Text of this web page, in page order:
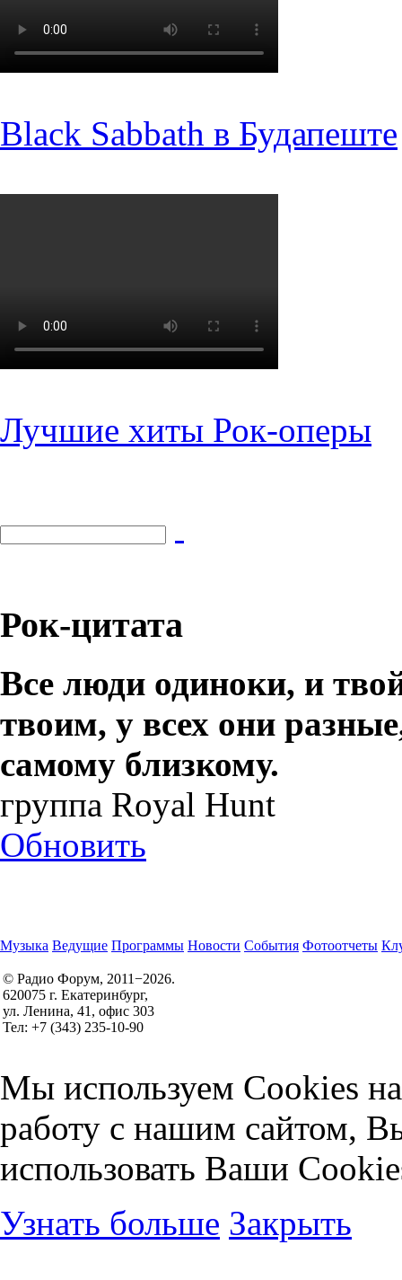
Black Sabbath в Будапеште
Лучшие хиты Рок-оперы
Рок-цитата
Все люди одиноки, и
твоим, у всех они
самому близкому.
группа Royal Hunt
Обновить
Музыка Ведущие Программы Новости События Фотоотчеты
© Радио Форум, 2011−2026.
620075 г. Екатеринбург,
ул. Ленина, 41, офис 303
Тел: +7 (343) 235-10-90
Мы используем Cookies
работу с нашим сайтом,
использовать Ваши
Узнать больше Закрыть